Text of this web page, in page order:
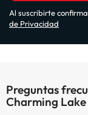
Al suscribirte
de Privacidad
Preguntas
Charming